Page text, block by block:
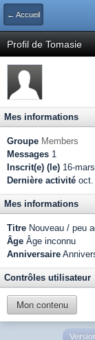
← Accueil
Profil de Tomasie
Mes informations
Groupe Members
Messages 1
Inscrit(e) (le) 16-
Dernière activité oct.
Mes informations
Titre Nouveau / peu
Âge Âge inconnu
Anniversaire
Contrôles utilisateur
Mon contenu